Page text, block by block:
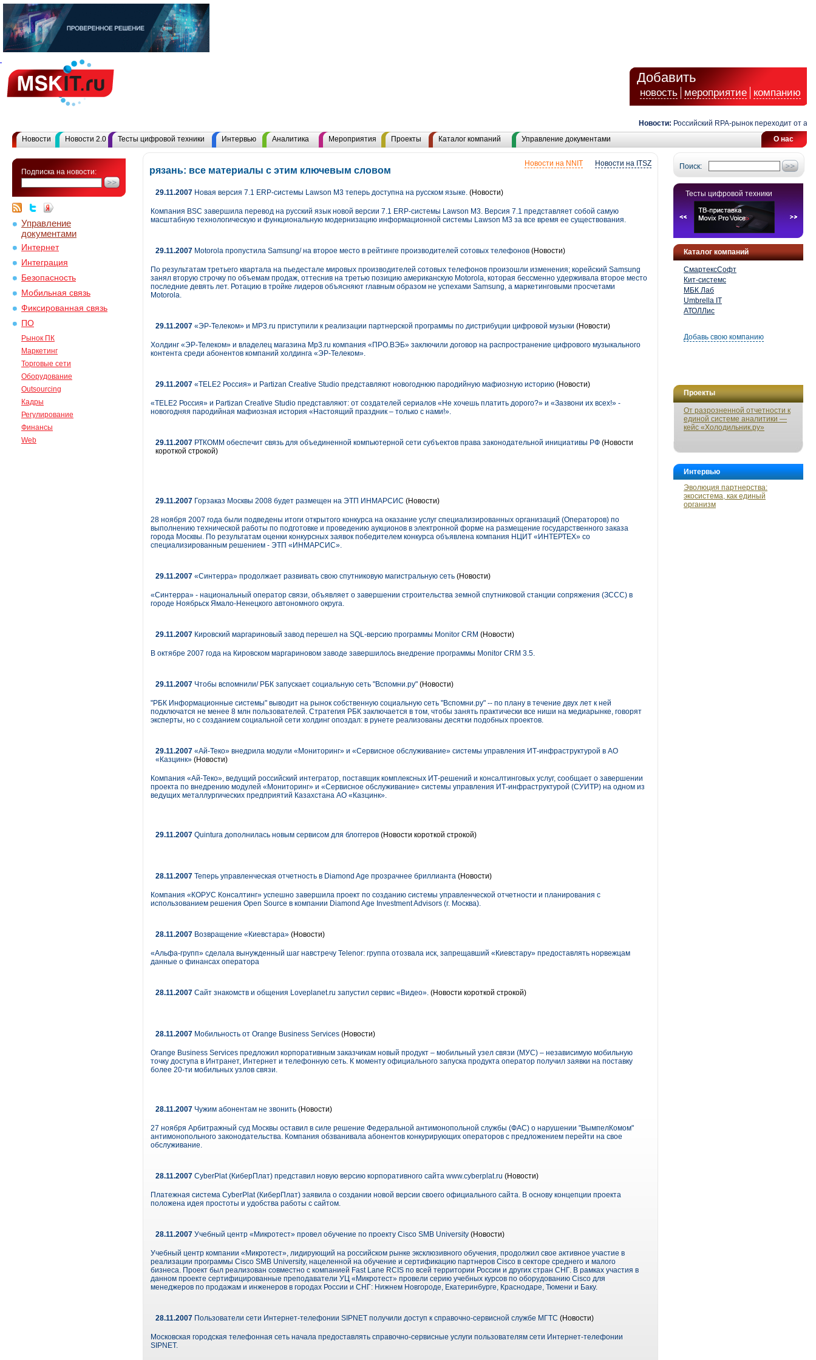
Добавить
новость мероприятие компанию
Новости: Российский RPA-рынок переходит от
О нас
Новости Новости 2.0 Тесты цифровой техники Интервью Аналитика Мероприятия Проекты Каталог компаний Управление документами
Подписка на новости:
Управление
документами
Интернет
Интеграция
Безопасность
Мобильная связь
Фиксированная связь
ПО
Рынок ПК
Маркетинг
Торговые сети
Оборудование
Outsourcing
Кадры
Регулирование
Финансы
Web
Поиск:
Тесты цифровой техники
Каталог компаний
СмартексСофт
Кит-системс
МБК Лаб
Umbrella IT
АТОЛЛис
Добавь свою компанию
Проекты
От разрозненной отчетности к
единой системе аналитики —
кейс «Холодильник.ру»
Интервью
Эволюция партнерства:
экосистема, как единый
организм
Новости на ITSZ
Новости на NNIT
рязань: все материалы с этим ключевым словом
29.11.2007 Новая версия 7.1 ERP-системы Lawson M3 теперь доступна на русском языке. (Новости)
Компания BSC завершила перевод на русский язык новой версии 7.1 ERP-системы Lawson M3. Версия 7.1 представляет собой самую
масштабную технологическую и функциональную модернизацию информационной системы Lawson М3 за все время ее существования.
29.11.2007 Motorola пропустила Samsung/ на второе место в рейтинге производителей сотовых телефонов (Новости)
По результатам третьего квартала на пьедестале мировых производителей сотовых телефонов произошли изменения; корейский Samsung
занял вторую строчку по объемам продаж, оттеснив на третью позицию американскую Motorola, которая бессменно удерживала второе место
последние девять лет. Ротацию в тройке лидеров объясняют главным образом не успехами Samsung, а маркетинговыми просчетами
Motorola.
29.11.2007 «ЭР-Телеком» и MP3.ru приступили к реализации партнерской программы по дистрибуции цифровой музыки (Новости)
Холдинг «ЭР-Телеком» и владелец магазина Mp3.ru компания «ПРО.ВЭБ» заключили договор на распространение цифрового музыкального
контента среди абонентов компаний холдинга «ЭР-Телеком».
29.11.2007 «TELE2 Россия» и Partizan Creative Studio представляют новогоднюю пародийную мафиозную историю (Новости)
«TELE2 Россия» и Partizan Creative Studio представляют: от создателей сериалов «Не хочешь платить дорого?» и «Зазвони их всех!» -
новогодняя пародийная мафиозная история «Настоящий праздник – только с нами!».
29.11.2007 РТКОММ обеспечит связь для объединенной компьютерной сети субъектов права законодательной инициативы РФ (Новости
короткой строкой)
29.11.2007 Горзаказ Москвы 2008 будет размещен на ЭТП ИНМАРСИС (Новости)
28 ноября 2007 года были подведены итоги открытого конкурса на оказание услуг специализированных организаций (Операторов) по
выполнению технической работы по подготовке и проведению аукционов в электронной форме на размещение государственного заказа
города Москвы. По результатам оценки конкурсных заявок победителем конкурса объявлена компания НЦИТ «ИНТЕРТЕХ» со
специализированным решением - ЭТП «ИНМАРСИС».
29.11.2007 «Синтерра» продолжает развивать свою спутниковую магистральную сеть (Новости)
«Синтерра» - национальный оператор связи, объявляет о завершении строительства земной спутниковой станции сопряжения (ЗССС) в
городе Ноябрьск Ямало-Ненецкого автономного округа.
29.11.2007 Кировский маргариновый завод перешел на SQL-версию программы Monitor CRM (Новости)
В октябре 2007 года на Кировском маргариновом заводе завершилось внедрение программы Monitor CRM 3.5.
29.11.2007 Чтобы вспомнили/ РБК запускает социальную сеть "Вспомни.ру" (Новости)
"РБК Информационные системы" выводит на рынок собственную социальную сеть "Вспомни.ру" -- по плану в течение двух лет к ней
подключатся не менее 8 млн пользователей. Стратегия РБК заключается в том, чтобы занять практически все ниши на медиарынке, говорят
эксперты, но с созданием социальной сети холдинг опоздал: в рунете реализованы десятки подобных проектов.
29.11.2007 «Ай-Теко» внедрила модули «Мониторинг» и «Сервисное обслуживание» системы управления ИТ-инфраструктурой в АО
«Казцинк» (Новости)
Компания «Ай-Теко», ведущий российский интегратор, поставщик комплексных ИТ-решений и консалтинговых услуг, сообщает о завершении
проекта по внедрению модулей «Мониторинг» и «Сервисное обслуживание» системы управления ИТ-инфраструктурой (СУИТР) на одном из
ведущих металлургических предприятий Казахстана АО «Казцинк».
29.11.2007 Quintura дополнилась новым сервисом для блоггеров (Новости короткой строкой)
28.11.2007 Теперь управленческая отчетность в Diamond Age прозрачнее бриллианта (Новости)
Компания «КОРУС Консалтинг» успешно завершила проект по созданию системы управленческой отчетности и планирования с
использованием решения Open Source в компании Diamond Age Investment Advisors (г. Москва).
28.11.2007 Возвращение «Киевстара» (Новости)
«Альфа-групп» сделала вынужденный шаг навстречу Telenor: группа отозвала иск, запрещавший «Киевстару» предоставлять норвежцам
данные о финансах оператора
28.11.2007 Сайт знакомств и общения Loveplanet.ru запустил сервис «Видео». (Новости короткой строкой)
28.11.2007 Мобильность от Orange Business Services (Новости)
Orange Business Services предложил корпоративным заказчикам новый продукт – мобильный узел связи (МУС) – независимую мобильную
точку доступа в Интранет, Интернет и телефонную сеть. К моменту официального запуска продукта оператор получил заявки на поставку
более 20-ти мобильных узлов связи.
28.11.2007 Чужим абонентам не звонить (Новости)
27 ноября Арбитражный суд Москвы оставил в силе решение Федеральной антимонопольной службы (ФАС) о нарушении "ВымпелКомом"
антимонопольного законодательства. Компания обзванивала абонентов конкурирующих операторов с предложением перейти на свое
обслуживание.
28.11.2007 CyberPlat (КиберПлат) представил новую версию корпоративного сайта www.cyberplat.ru (Новости)
Платежная система CyberPlat (КиберПлат) заявила о создании новой версии своего официального сайта. В основу концепции проекта
положена идея простоты и удобства работы с сайтом.
28.11.2007 Учебный центр «Микротест» провел обучение по проекту Cisco SMB University (Новости)
Учебный центр компании «Микротест», лидирующий на российском рынке эксклюзивного обучения, продолжил свое активное участие в
реализации программы Cisco SMB University, нацеленной на обучение и сертификацию партнеров Cisco в секторе среднего и малого
бизнеса. Проект был реализован совместно с компанией Fast Lane RCIS по всей территории России и других стран СНГ. В рамках участия в
данном проекте сертифицированные преподаватели УЦ «Микротест» провели серию учебных курсов по оборудованию Cisco для
менеджеров по продажам и инженеров в городах России и СНГ: Нижнем Новгороде, Екатеринбурге, Краснодаре, Тюмени и Баку.
28.11.2007 Пользователи сети Интернет-телефонии SIPNET получили доступ к справочно-сервисной службе МГТС (Новости)
Московская городская телефонная сеть начала предоставлять справочно-сервисные услуги пользователям сети Интернет-телефонии
SIPNET.